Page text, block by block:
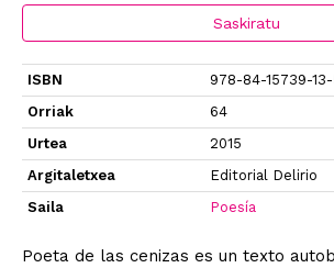
Saskiratu
ISBN
978-84-15739-
Orriak
64
Urtea
2015
Argitaletxea
Editorial Delirio
Saila
Poesía
Poeta de las cenizas es un texto